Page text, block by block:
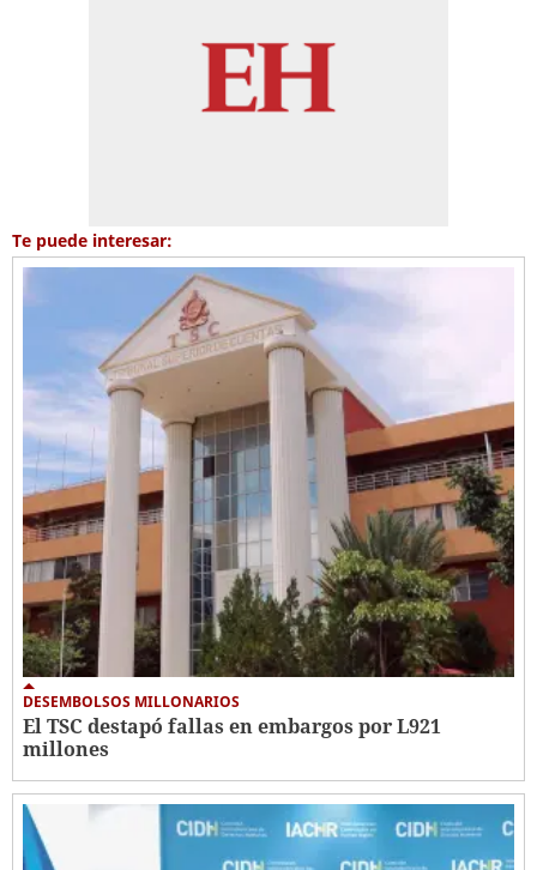
Te puede interesar:
DESEMBOLSOS MILLONARIOS
El TSC destapó fallas en embargos por L921
millones